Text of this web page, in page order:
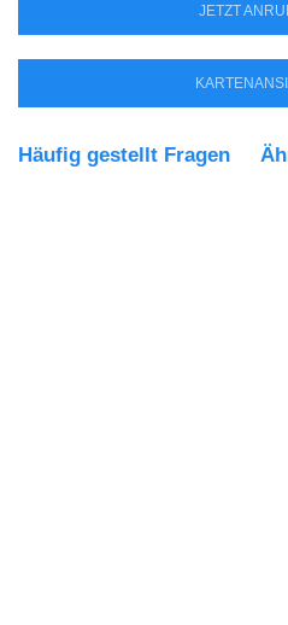
JETZT
Häufig gestellt Fragen